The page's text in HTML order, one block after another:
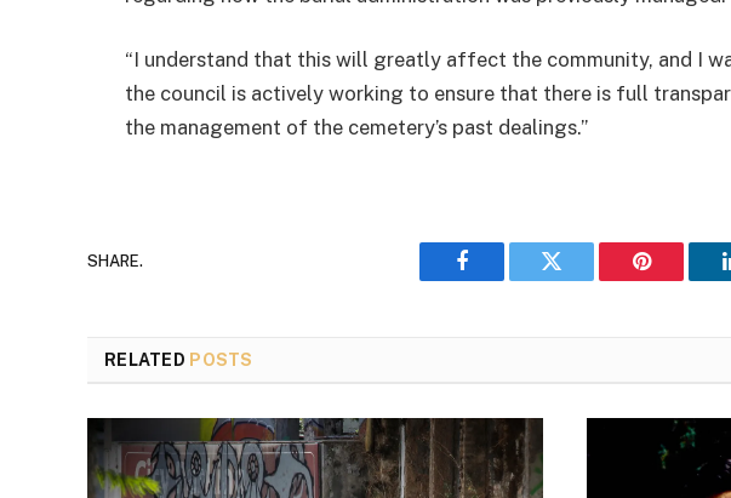
“I understand that this will greatly affect the community, and I
the council is actively working to ensure that there is full
the management of the cemetery’s past dealings.”
SHARE.
Facebook Twitter Pinterest
RELATED POSTS